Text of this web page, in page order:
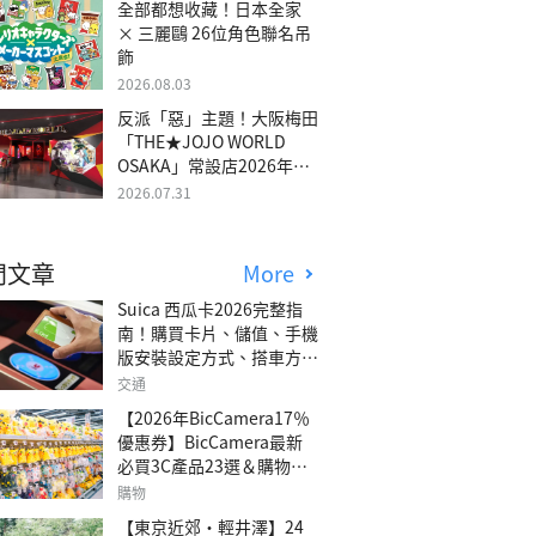
全部都想收藏！日本全家
× 三麗鷗 26位角色聯名吊
飾
2026.08.03
反派「惡」主題！大阪梅田
「THE★JOJO WORLD
OSAKA」常設店2026年冬
季開幕
2026.07.31
章 More
Suica 西瓜卡2026完整指
南！購買卡片、儲值、手機
版安裝設定方式、搭車方
法、常見問題解答！
交通
【2026年BicCamera17％
優惠券】BicCamera最新
必買3C產品23選＆購物攻
略
購物
【東京近郊・輕井澤】24